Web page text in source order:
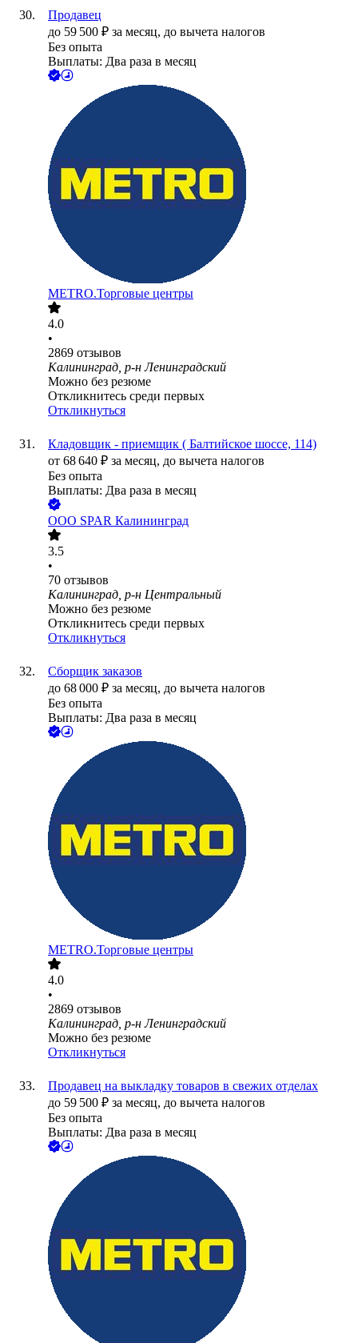
Продавец
до 59 500 ₽ за месяц, до вычета налогов
Без опыта
Выплаты: Два раза в месяц
METRO.Торговые центры
4.0
•
2869 отзывов
Калининград, р-н Ленинградский
Можно без резюме
Откликнитесь среди первых
Откликнуться
Кладовщик - приемщик ( Балтийское шоссе, 114)
от 68 640 ₽ за месяц, до вычета налогов
Без опыта
Выплаты: Два раза в месяц
ООО SPAR Калининград
3.5
•
70 отзывов
Калининград, р-н Центральный
Можно без резюме
Откликнитесь среди первых
Откликнуться
Сборщик заказов
до 68 000 ₽ за месяц, до вычета налогов
Без опыта
Выплаты: Два раза в месяц
METRO.Торговые центры
4.0
•
2869 отзывов
Калининград, р-н Ленинградский
Можно без резюме
Откликнуться
Продавец на выкладку товаров в свежих отделах
до 59 500 ₽ за месяц, до вычета налогов
Без опыта
Выплаты: Два раза в месяц